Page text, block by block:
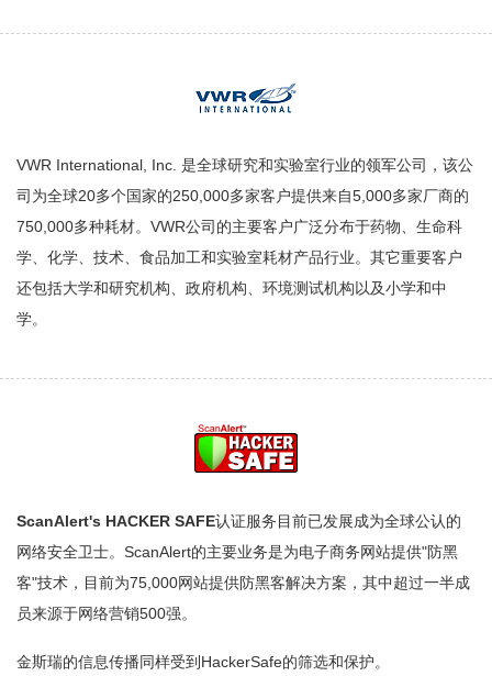
VWR International, Inc. 是全球研究和实验室行业的领军公司，该公
司为全球20多个国家的250,000多家客户提供来自5,000多家厂商的
750,000多种耗材。VWR公司的主要客户广泛分布于药物、生命科
学、化学、技术、食品加工和实验室耗材产品行业。其它重要客户
还包括大学和研究机构、政府机构、环境测试机构以及小学和中
学。
ScanAlert's HACKER SAFE认证服务目前已发展成为全球公认的
网络安全卫士。ScanAlert的主要业务是为电子商务网站提供"防黑
客"技术，目前为75,000网站提供防黑客解决方案，其中超过一半成
员来源于网络营销500强。
金斯瑞的信息传播同样受到HackerSafe的筛选和保护。